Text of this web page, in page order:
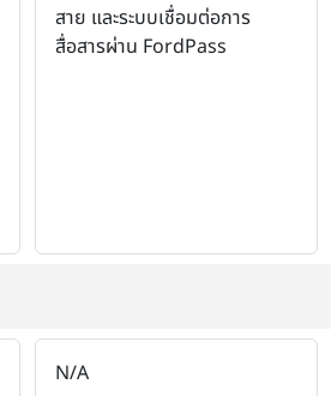
สาย และระบบเชื่อมต่อการ
สื่อสารผ่าน FordPass
N/A